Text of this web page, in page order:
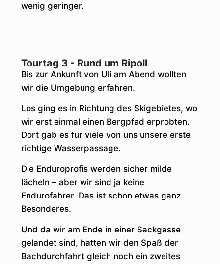
wenig geringer.
Tourtag 3 - Rund um Ripoll
Bis zur Ankunft von Uli am Abend wollten
wir die Umgebung erfahren.
Los ging es in Richtung des Skigebietes, wo
wir erst einmal einen Bergpfad erprobten.
Dort gab es für viele von uns unsere erste
richtige Wasserpassage.
Die Enduroprofis werden sicher milde
lächeln – aber wir sind ja keine
Endurofahrer. Das ist schon etwas ganz
Besonderes.
Und da wir am Ende in einer Sackgasse
gelandet sind, hatten wir den Spaß der
Bachdurchfahrt gleich noch ein zweites